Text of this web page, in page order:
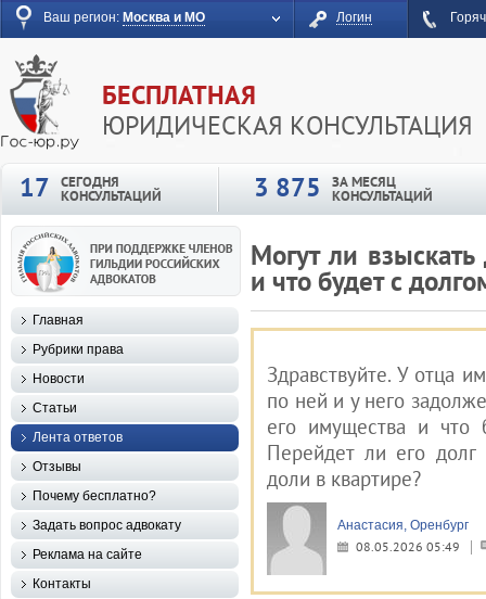
Ваш регион: Москва и МО Логин
БЕСПЛАТНАЯ
ЮРИДИЧЕСКАЯ КОНСУЛЬТАЦИЯ
17
СЕГОДНЯ
КОНСУЛЬТАЦИЙ 3 875 ЗА МЕСЯЦ
КОНСУЛЬТАЦИЙ
Могут ли
и что будет с
Здравствуйте. У отца
по ней и у него
его имущества и что
Перейдет ли его
доли в квартире?
Анастасия, Оренбург
08.05.2026 05:49
Главная
Рубрики права
Новости
Статьи
Лента ответов
Отзывы
Почему бесплатно?
Задать вопрос адвокату
Реклама на сайте
Контакты